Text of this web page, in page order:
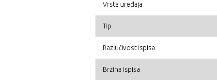
Vrsta uređaja
Tip
Razlučivost ispisa
Brzina ispisa